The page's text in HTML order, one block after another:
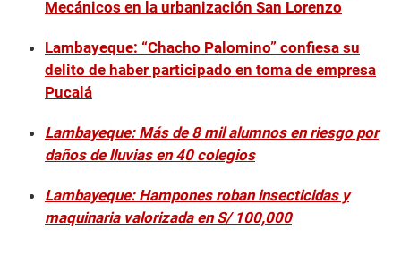
Mecánicos en la urbanización San Lorenzo
Lambayeque: “Chacho Palomino” confiesa su
delito de haber participado en toma de empresa
Pucalá
Lambayeque: Más de 8 mil alumnos en riesgo por
daños de lluvias en 40 colegios
Lambayeque: Hampones roban insecticidas y
maquinaria valorizada en S/ 100,000